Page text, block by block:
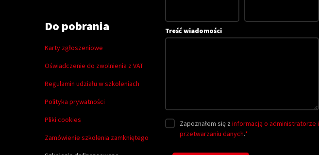
Do pobrania
Karty zgłoszeniowe
Oświadczenie do zwolnienia z VAT
Regulamin udziału w szkoleniach
Polityka prywatności
Pliki cookies
Zamówienie szkolenia zamkniętego
Treść wiadomości
Zapoznałem się z informacją o administratorze i
przetwarzaniu danych.*